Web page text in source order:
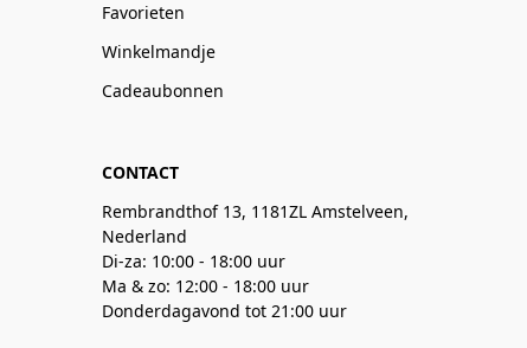
Favorieten
Winkelmandje
Cadeaubonnen
CONTACT
Rembrandthof 13, 1181ZL Amstelveen,
Nederland
Di-za: 10:00 - 18:00 uur
Ma & zo: 12:00 - 18:00 uur
Donderdagavond tot 21:00 uur